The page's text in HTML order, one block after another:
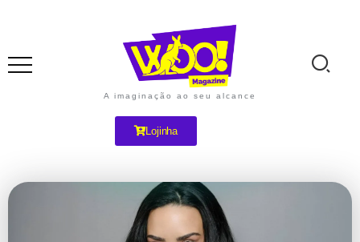
A imaginação ao seu alcance
Lojinha